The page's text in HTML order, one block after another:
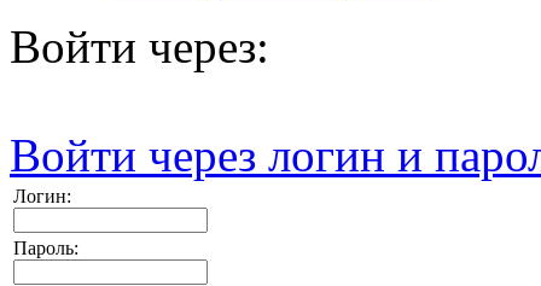
Войти через:
Войти через логин и
Логин:
Пароль: